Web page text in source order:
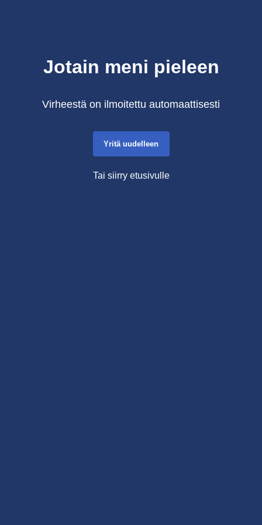
Jotain meni pieleen
Virheestä on ilmoitettu automaattisesti
Yritä uudelleen
Tai siirry etusivulle